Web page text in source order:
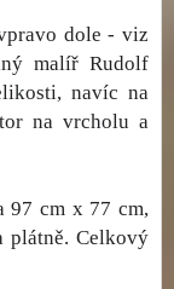
dole - viz
malíř Rudolf
navíc na
na vrcholu a
97 cm x 77 cm,
plátně. Celkový